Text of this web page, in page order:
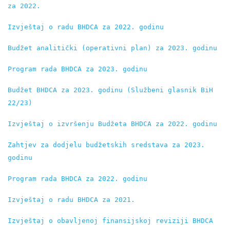
za 2022.
Izvještaj o radu BHDCA za 2022. godinu
Budžet analitički (operativni plan) za 2023. godinu
Program rada BHDCA za 2023. godinu
Budžet BHDCA za 2023. godinu (Službeni glasnik BiH
22/23)
Izvještaj o izvršenju Budžeta BHDCA za 2022. godinu
Zahtjev za dodjelu budžetskih sredstava za 2023.
godinu
Program rada BHDCA za 2022. godinu
Izvještaj o radu BHDCA za 2021.
Izvještaj o obavljenoj finansijskoj reviziji BHDCA